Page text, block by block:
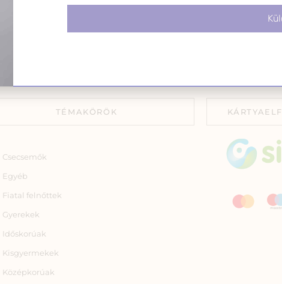
TÉMAKÖRÖK
Csecsemők
Egyéb
Fiatal felnőttek
Gyerekek
Időskorúak
Kisgyermekek
Középkorúak